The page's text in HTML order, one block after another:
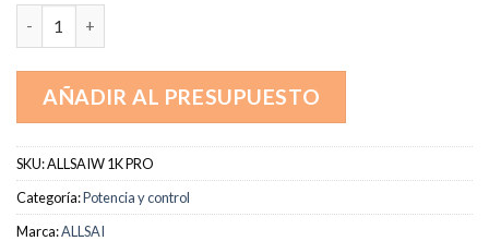
AÑADIR AL PRESUPUESTO
SKU:ALLSAIW 1K PRO
Categoría:Potencia y control
Marca:ALLSAI